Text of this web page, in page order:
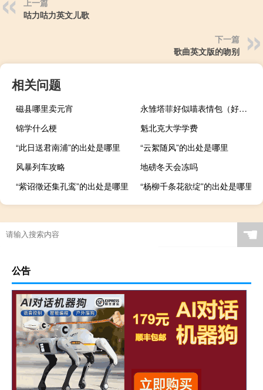
咕力咕力英文儿歌
下一篇
歌曲英文版的吻别
相关问题
磁县哪里卖元宵
永雏塔菲好似喵表情包（好似和开派对咯）什么梗
锦学什么梗
魁北克大学学费
“此日送君南浦”的出处是哪里
“云絮随风”的出处是哪里
风暴列车攻略
地磅冬天会冻吗
“紫诏徵还集孔鸾”的出处是哪里
“杨柳千条花欲绽”的出处是哪里
☚
公告